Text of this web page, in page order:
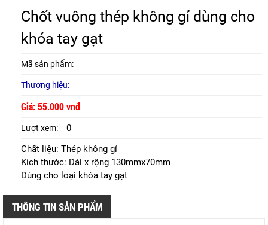
Chốt vuông thép không gỉ dùng cho
khóa tay gạt
Mã sản phẩm:
Thương hiệu:
Giá: 55.000 vnđ
Lượt xem:
0
Chất liệu: Thép không gỉ
Kích thước: Dài x rộng 130mmx70mm
Dùng cho loại khóa tay gạt
THÔNG TIN SẢN PHẨM